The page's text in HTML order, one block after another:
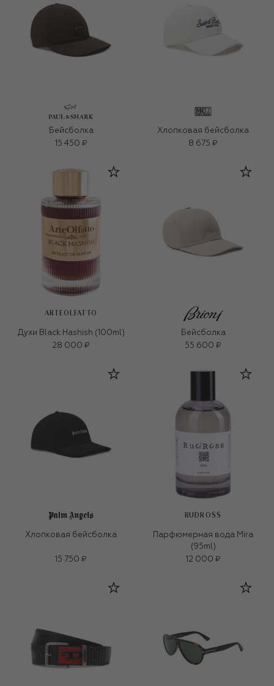
Бейсболка
15 450 ₽
Хлопковая бейсболка
8 675 ₽
ARTEOLFATTO
Духи Black Hashish (100ml)
28 000 ₽
Бейсболка
55 600 ₽
Хлопковая бейсболка
15 750 ₽
RUDROSS
Парфюмерная вода Mira
(95ml)
12 000 ₽